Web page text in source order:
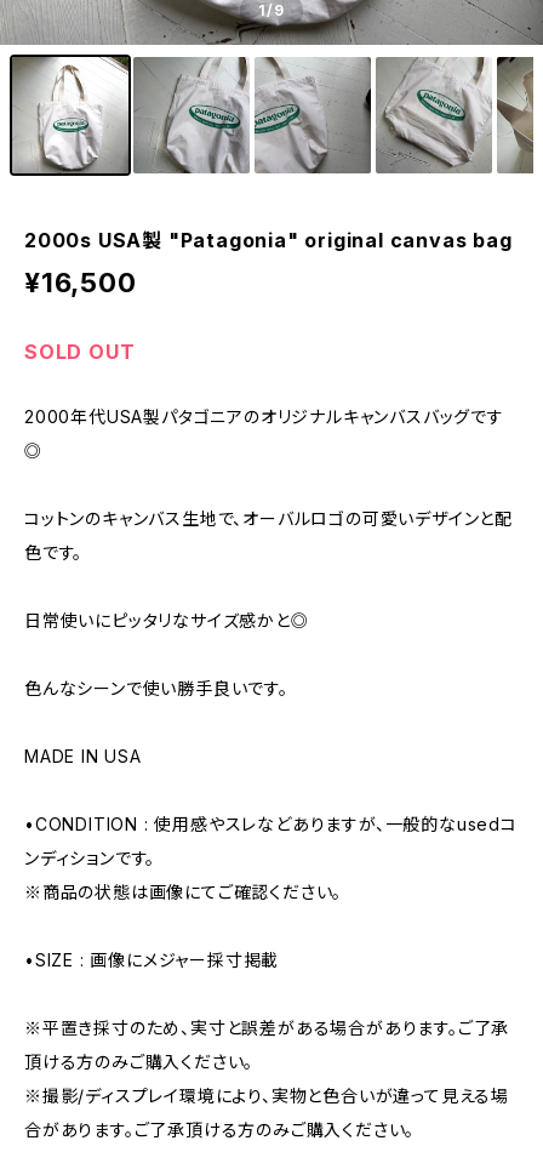
1/9
2000s USA製 "Patagonia" original canvas bag
¥16,500
SOLD OUT
2000年代USA製パタゴニアのオリジナルキャンバスバッグです
◎
コットンのキャンバス生地で、オーバルロゴの可愛いデザインと配
色です。
日常使いにピッタリなサイズ感かと◎
色んなシーンで使い勝手良いです。
MADE IN USA
•CONDITION : 使用感やスレなどありますが、一般的なusedコ
ンディションです。
※商品の状態は画像にてご確認ください。
•SIZE : 画像にメジャー採寸掲載
※平置き採寸のため、実寸と誤差がある場合があります。ご了承
頂ける方のみご購入ください。
※撮影/ディスプレイ環境により、実物と色合いが違って見える場
合があります。ご了承頂ける方のみご購入ください。